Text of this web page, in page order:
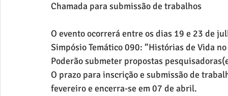
Chamada para submissão de trabalhos
O evento ocorrerá entre os dias 19 e 23 de
Simpósio Temático 090: “Histórias de Vida
Poderão submeter propostas
O prazo para inscrição e submissão de
fevereiro e encerra-se em 07 de abril.